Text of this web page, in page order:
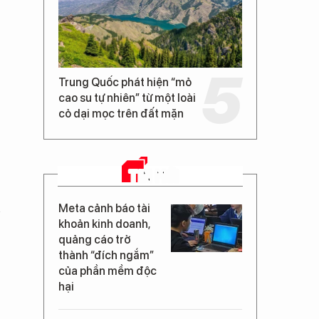
Trung Quốc phát hiện “mỏ
cao su tự nhiên” từ một loài
cỏ dại mọc trên đất mặn
TIN MỚI
Meta cảnh báo tài
khoản kinh doanh,
quảng cáo trở
thành “đích ngắm”
của phần mềm độc
hại